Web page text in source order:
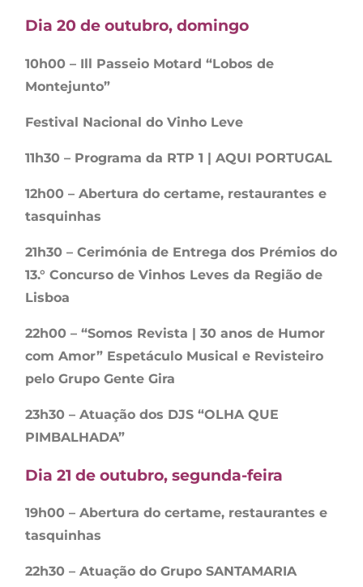
Dia 20 de outubro, domingo
10h00 – Ill Passeio Motard “Lobos de
Montejunto”
Festival Nacional do Vinho Leve
11h30 – Programa da RTP 1 | AQUI PORTUGAL
12h00 – Abertura do certame, restaurantes e
tasquinhas
21h30 – Cerimónia de Entrega dos Prémios do
13.° Concurso de Vinhos Leves da Região de
Lisboa
22h00 – “Somos Revista | 30 anos de Humor
com Amor” Espetáculo Musical e Revisteiro
pelo Grupo Gente Gira
23h30 – Atuação dos DJS “OLHA QUE
PIMBALHADA”
Dia 21 de outubro, segunda-feira
19h00 – Abertura do certame, restaurantes e
tasquinhas
22h30 – Atuação do Grupo SANTAMARIA